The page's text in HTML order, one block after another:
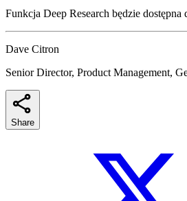
Funkcja Deep Research będzie
Dave Citron
Senior Director, Product Management,
Share